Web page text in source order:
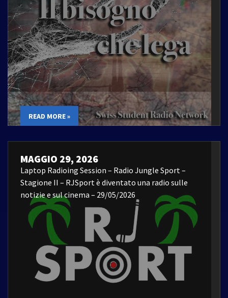
READ MORE »
MAGGIO 29, 2026
Laptop Radioing Session – Radio Jungle Sport –
Stagione II – RJSport è diventato una radio sulle
notizie e sul cinema – 29/05/2026